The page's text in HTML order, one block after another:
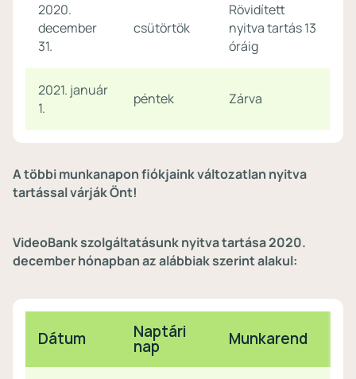
2020.
december
31.
csütörtök
Rövidített
nyitva tartás 13
óráig
2021. január
1.
péntek Zárva
A többi munkanapon fiókjaink változatlan nyitva
tartással várják Önt!
VideoBank szolgáltatásunk nyitva tartása 2020.
december hónapban az alábbiak szerint alakul:
Dátum Naptári
nap Munkarend